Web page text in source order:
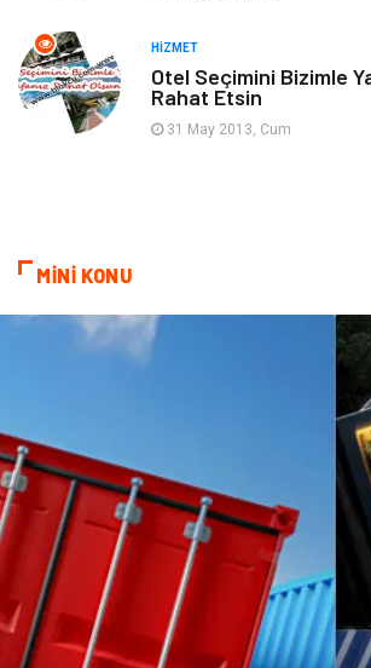
Sigorta
Mobilya
HIZMET
Otel Seçimini Bizimle
Rahat Etsin
31 May 2013, Cum
MİNİ KONU